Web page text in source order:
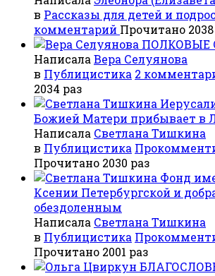
в Рассказы для детей и
комментарий Прочитано 2038
ПОЛКОВЫЕ
НаписалаВера Селуянова
в Публицистика 2
2034 раз
Божией Матери прибывает в
Написала Светлана Тишкина
в Публицистика
Прочитано 2030 раз
Фонд
Ксении Петербургской и
обездоленным
Написала Светлана Тишкина
в Публицистика
Прочитано 2001 раз